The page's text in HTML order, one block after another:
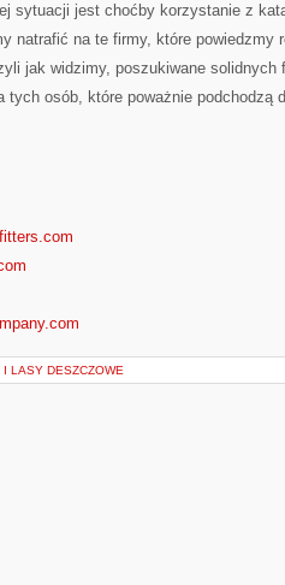
sytuacji jest choćby korzystanie z
natrafić na te firmy, które powiedzmy
jak widzimy, poszukiwane solidnych
tych osób, które poważnie podchodzą
I LASY DESZCZOWE